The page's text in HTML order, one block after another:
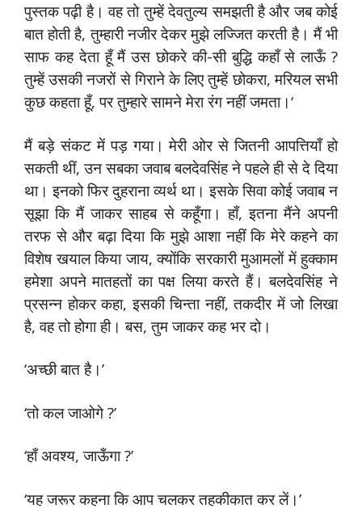
पुस्तक पढ़ी है। वह तो तुम्हें देवतुल्य समझती है और जब कोई
बात होती है, तुम्हारी नजीर देकर मुझे लज्जित करती है। मैं भी
साफ कह देता हूँ मैं उस छोकरे की-सी बुद्धि कहाँ से लाऊँ ?
तुम्हें उसकी नजरों से गिराने के लिए तुम्हें छोकरा, मरियल सभी
कुछ कहता हूँ, पर तुम्हारे सामने मेरा रंग नहीं जमता।‘
मैं बड़े संकट में पड़ गया। मेरी ओर से जितनी आपत्तियाँ हो
सकती थीं, उन सबका जवाब बलदेवसिंह ने पहले ही से दे दिया
था। इनको फिर दुहराना व्यर्थ था। इसके सिवा कोई जवाब न
सूझा कि मैं जाकर साहब से कहूँगा। हाँ, इतना मैंने अपनी
तरफ से और बढ़ा दिया कि मुझे आशा नहीं कि मेरे कहने का
विशेष खयाल किया जाय, क्योंकि सरकारी मुआमलों में हुक्काम
हमेशा अपने मातहतों का पक्ष लिया करते हैं। बलदेवसिंह ने
प्रसन्न होकर कहा, इसकी चिन्ता नहीं, तकदीर में जो लिखा
है, वह तो होगा ही। बस, तुम जाकर कह भर दो।
‘अच्छी बात है।’
‘तो कल जाओगे ?’
‘हाँ अवश्य, जाऊँगा ?’
‘यह जरूर कहना कि आप चलकर तहकीकात कर लें।’